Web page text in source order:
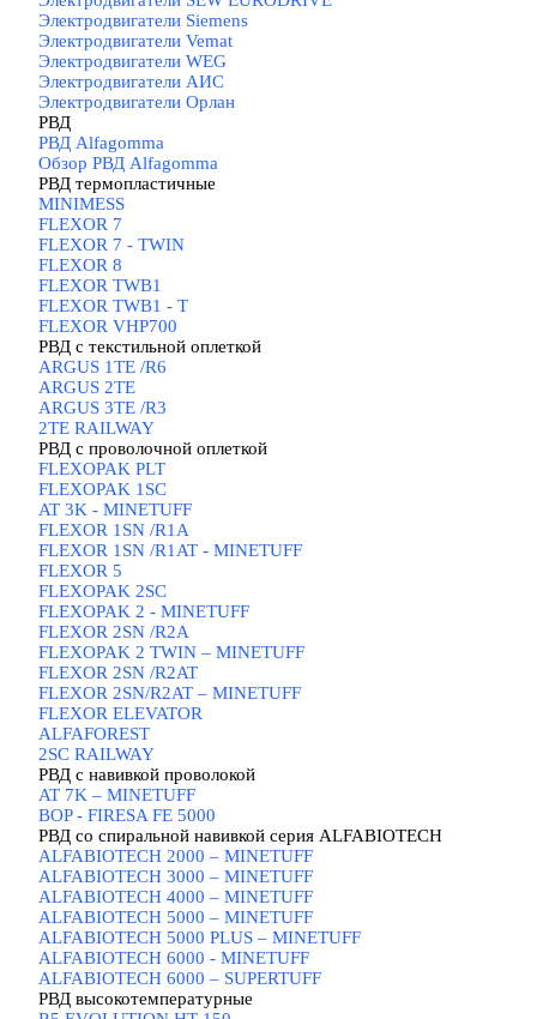
Электродвигатели Siemens
Электродвигатели Vemat
Электродвигатели WEG
Электродвигатели АИС
Электродвигатели Орлан
РВД
РВД Alfagomma
Обзор РВД Alfagomma
РВД термопластичные
MINIMESS
FLEXOR 7
FLEXOR 7 - TWIN
FLEXOR 8
FLEXOR TWB1
FLEXOR TWB1 - T
FLEXOR VHP700
РВД с текстильной оплеткой
ARGUS 1TE /R6
ARGUS 2TЕ
ARGUS 3TE /R3
2TE RAILWAY
РВД с проволочной оплеткой
FLEXOPAK PLT
FLEXOPAK 1SС
AT 3K - MINETUFF
FLEXOR 1SN /R1A
FLEXOR 1SN /R1AT - MINETUFF
FLEXOR 5
FLEXOPAK 2SС
FLEXOPAK 2 - MINETUFF
FLEXOR 2SN /R2A
FLEXOPAK 2 TWIN – MINETUFF
FLEXOR 2SN /R2AT
FLEXOR 2SN/R2AT – MINETUFF
FLEXOR ELEVATOR
ALFAFOREST
2SC RAILWAY
РВД с навивкой проволокой
AT 7K – MINETUFF
BOP - FIRESA FE 5000
РВД со спиральной навивкой серия ALFABIOTECH
ALFABIOTECH 2000 – MINETUFF
ALFABIOTECH 3000 – MINETUFF
ALFABIOTECH 4000 – MINETUFF
ALFABIOTECH 5000 – MINETUFF
ALFABIOTECH 5000 PLUS – MINETUFF
ALFABIOTECH 6000 - MINETUFF
ALFABIOTECH 6000 – SUPERTUFF
РВД высокотемпературные